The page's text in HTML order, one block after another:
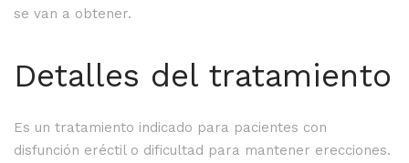
se van a obtener.
Detalles del tratamiento
Es un tratamiento indicado para pacientes con
disfunción eréctil o dificultad para mantener erecciones.